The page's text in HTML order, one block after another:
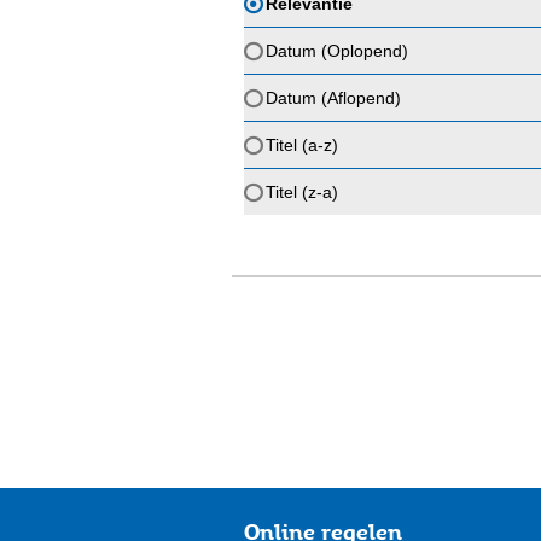
Datum (Oplopend)
Datum (Aflopend)
Titel (a-z)
Titel (z-a)
Online regelen